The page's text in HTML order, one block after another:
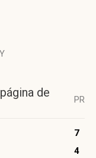
de
PR
7
4